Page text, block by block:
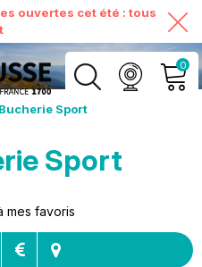
ouvertes cet été : tous
0
MON COMPTE
VOIR MON PANIER
Sport
Sport
mes favoris